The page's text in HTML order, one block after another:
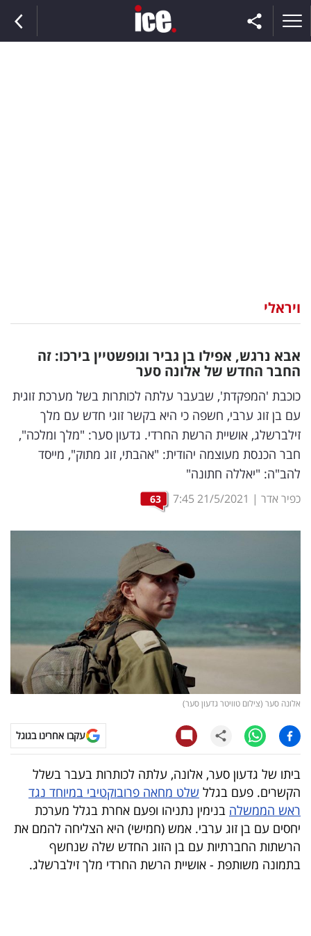
וצרכנות
דיגיטל
וטק
שיווק
ופרסום
משפט
ומחקרים
עסקית
קריפטו
עסקי
ספורט
קריירה
ולימודים
מינויים
ויראלי
אבא נרגש, אפילו בן גביר וגופשטיין בירכו: זה
החבר החדש של אלונה סער
כוכבת 'המפקדת', שבעבר עלתה לכותרות בשל מערכת זוגית
עם בן זוג ערבי, חשפה כי היא בקשר זוגי חדש עם מלך
זילברשלג, אושיית הרשת החרדי. גדעון סער: "מלך ומלכה",
חבר הכנסת מעוצמה יהודית: "אהבתי, זוג מתוק", מייסד
להב"ה: "יאללה חתונה"
כפיר אדר |
21/5/2021
7:45
63
אלונה סער (צילום טוויטר גדעון סער)
עקבו אחרינו בגוגל
ביתו של גדעון סער, אלונה, עלתה לכותרות בעבר בשלל
הקשרים. פעם בגלל שלט מחאה פרובוקטיבי במיוחד נגד
ראש הממשלה בנימין נתניהו ופעם אחרת בגלל מערכת
יחסים עם בן זוג ערבי. אמש (חמישי) היא הצליחה להמם את
הרשתות החברתיות עם בן הזוג החדש שלה שנחשף
בתמונה משותפת - אושיית הרשת החרדי מלך זילברשלג.